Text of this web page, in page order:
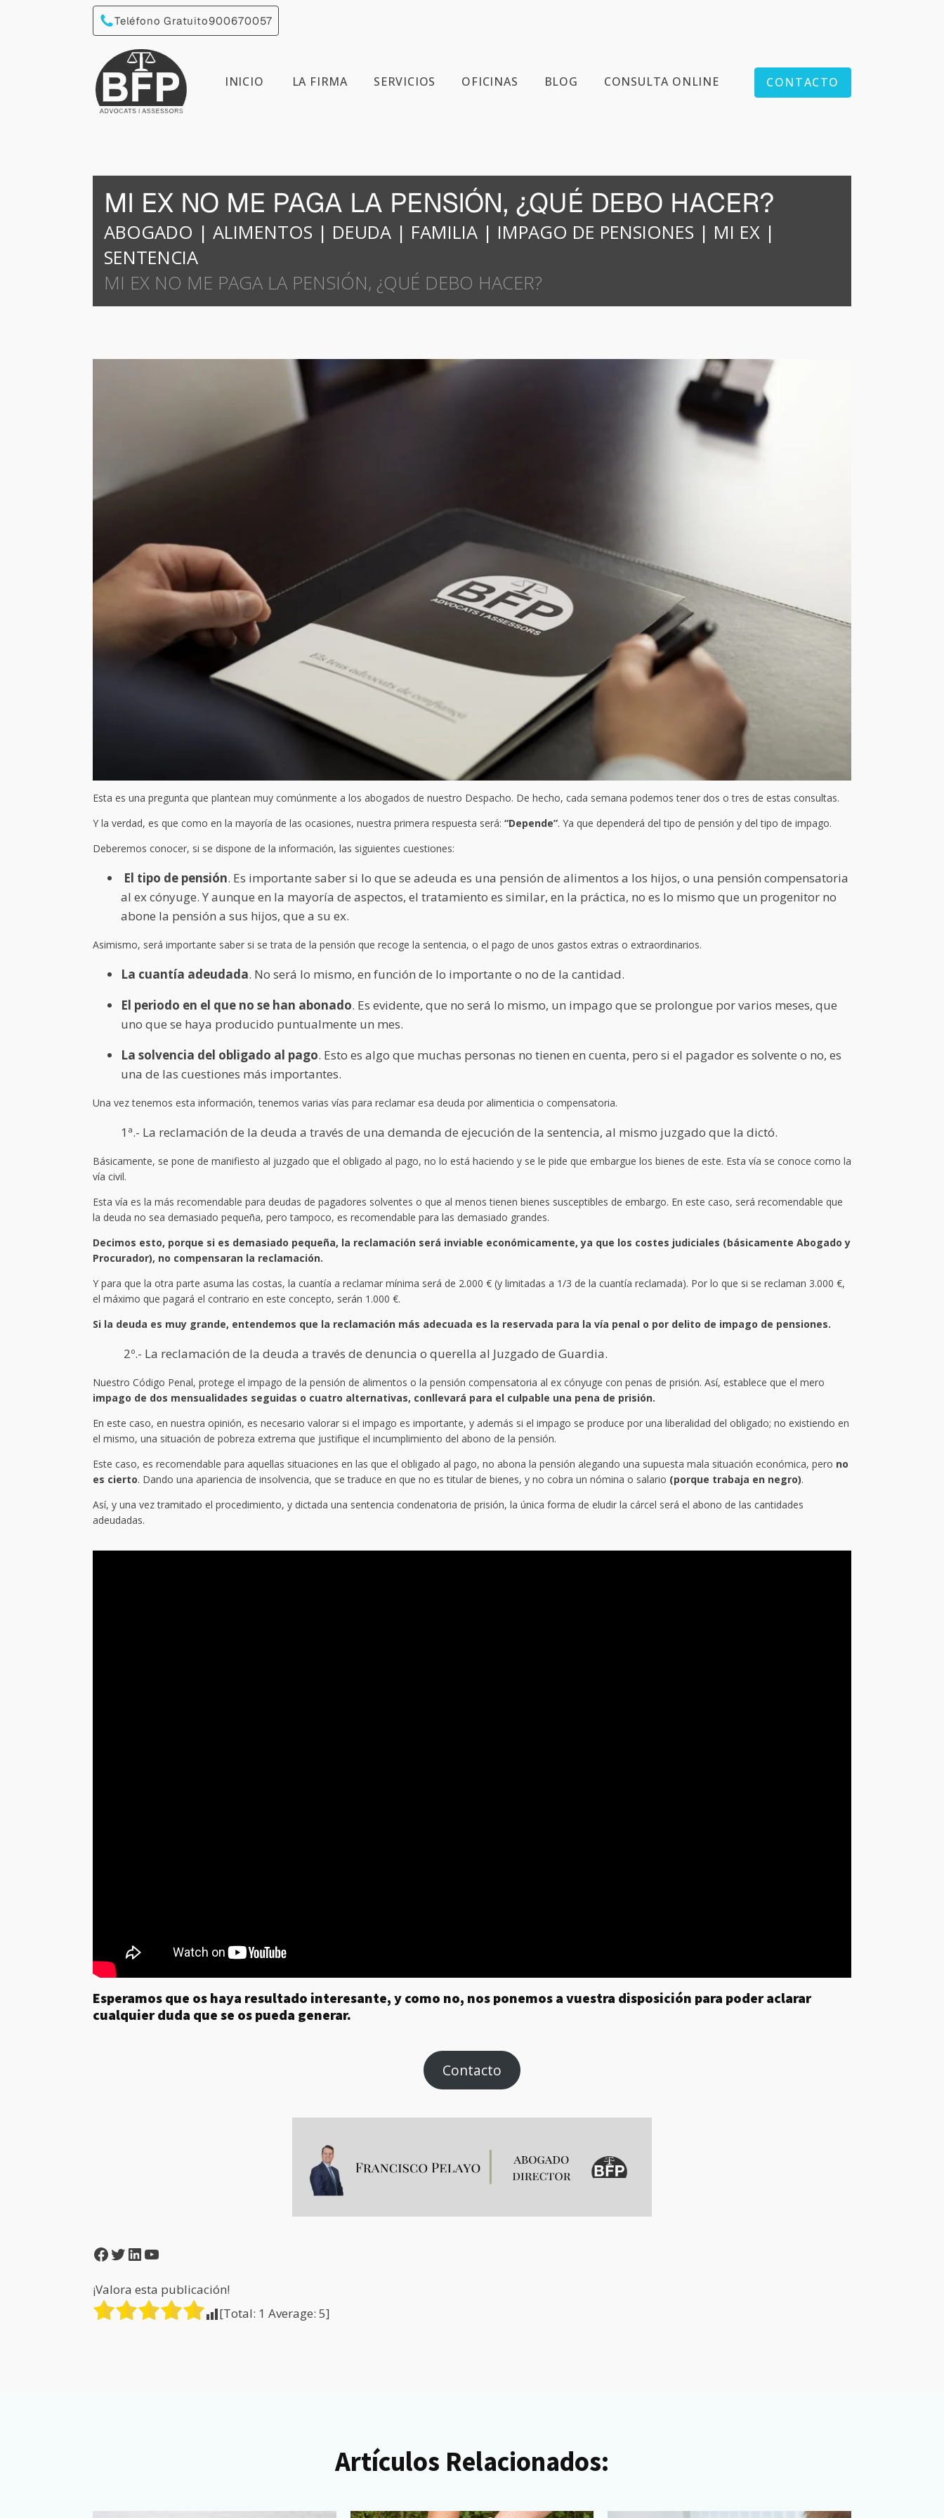
Teléfono Gratuito900670057
INICIO LA FIRMA SERVICIOS OFICINAS BLOG CONSULTA ONLINE CONTACTO
MI EX NO ME PAGA LA PENSIÓN, ¿QUÉ DEBO HACER?
ABOGADO | ALIMENTOS | DEUDA | FAMILIA | IMPAGO DE PENSIONES | MI EX |
SENTENCIA
MI EX NO ME PAGA LA PENSIÓN, ¿QUÉ DEBO HACER?
Esta es una pregunta que plantean muy comúnmente a los abogados de nuestro Despacho. De hecho, cada semana podemos tener dos o tres de estas consultas.
Y la verdad, es que como en la mayoría de las ocasiones, nuestra primera respuesta será: “Depende”. Ya que dependerá del tipo de pensión y del tipo de impago.
Deberemos conocer, si se dispone de la información, las siguientes cuestiones:
El tipo de pensión. Es importante saber si lo que se adeuda es una pensión de alimentos a los hijos, o una pensión compensatoria
al ex cónyuge. Y aunque en la mayoría de aspectos, el tratamiento es similar, en la práctica, no es lo mismo que un progenitor no
abone la pensión a sus hijos, que a su ex.
Asimismo, será importante saber si se trata de la pensión que recoge la sentencia, o el pago de unos gastos extras o extraordinarios.
La cuantía adeudada. No será lo mismo, en función de lo importante o no de la cantidad.
El periodo en el que no se han abonado. Es evidente, que no será lo mismo, un impago que se prolongue por varios meses, que
uno que se haya producido puntualmente un mes.
La solvencia del obligado al pago. Esto es algo que muchas personas no tienen en cuenta, pero si el pagador es solvente o no, es
una de las cuestiones más importantes.
Una vez tenemos esta información, tenemos varias vías para reclamar esa deuda por alimenticia o compensatoria.
1ª.- La reclamación de la deuda a través de una demanda de ejecución de la sentencia, al mismo juzgado que la dictó.
Básicamente, se pone de manifiesto al juzgado que el obligado al pago, no lo está haciendo y se le pide que embargue los bienes de este. Esta vía se conoce como la
vía civil.
Esta vía es la más recomendable para deudas de pagadores solventes o que al menos tienen bienes susceptibles de embargo. En este caso, será recomendable que
la deuda no sea demasiado pequeña, pero tampoco, es recomendable para las demasiado grandes.
Decimos esto, porque si es demasiado pequeña, la reclamación será inviable económicamente, ya que los costes judiciales (básicamente Abogado y
Procurador), no compensaran la reclamación.
Y para que la otra parte asuma las costas, la cuantía a reclamar mínima será de 2.000 € (y limitadas a 1/3 de la cuantía reclamada). Por lo que si se reclaman 3.000 €,
el máximo que pagará el contrario en este concepto, serán 1.000 €.
Si la deuda es muy grande, entendemos que la reclamación más adecuada es la reservada para la vía penal o por delito de impago de pensiones.
2º.- La reclamación de la deuda a través de denuncia o querella al Juzgado de Guardia.
Nuestro Código Penal, protege el impago de la pensión de alimentos o la pensión compensatoria al ex cónyuge con penas de prisión. Así, establece que el mero
impago de dos mensualidades seguidas o cuatro alternativas, conllevará para el culpable una pena de prisión.
En este caso, en nuestra opinión, es necesario valorar si el impago es importante, y además si el impago se produce por una liberalidad del obligado; no existiendo en
el mismo, una situación de pobreza extrema que justifique el incumplimiento del abono de la pensión.
Este caso, es recomendable para aquellas situaciones en las que el obligado al pago, no abona la pensión alegando una supuesta mala situación económica, pero no
es cierto. Dando una apariencia de insolvencia, que se traduce en que no es titular de bienes, y no cobra un nómina o salario (porque trabaja en negro).
Así, y una vez tramitado el procedimiento, y dictada una sentencia condenatoria de prisión, la única forma de eludir la cárcel será el abono de las cantidades
adeudadas.
Esperamos que os haya resultado interesante, y como no, nos ponemos a vuestra disposición para poder aclarar
cualquier duda que se os pueda generar.
Contacto
Facebook
Twitter
LinkedIn
YouTube
¡Valora esta publicación!
[Total: 1 Average: 5]
Artículos Relacionados: